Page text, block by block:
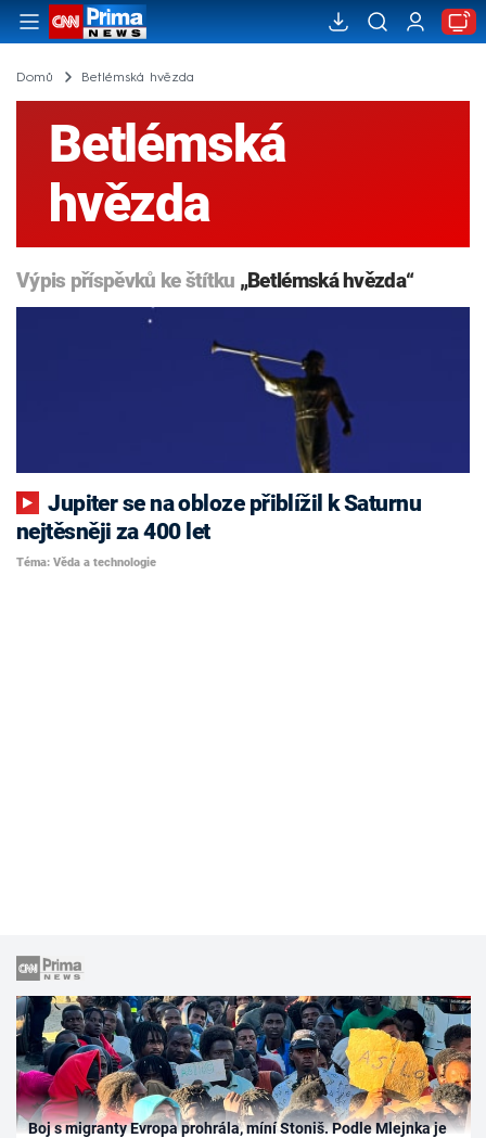
Domů Betlémská hvězda
Betlémská
hvězda
Výpis příspěvků ke štítku „Betlémská hvězda“
Jupiter se na obloze přiblížil k Saturnu
nejtěsněji za 400 let
Téma: Věda a technologie
Boj s migranty Evropa prohrála, míní Stoniš. Podle Mlejnka je